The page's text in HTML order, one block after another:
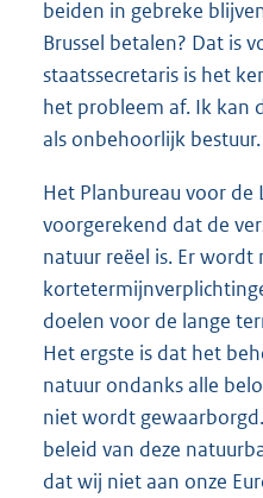
beiden in gebreke
Brussel betalen? Dat is
staatssecretaris is het
het probleem af. Ik kan
als onbehoorlijk bestuur.
Het Planbureau voor
voorgerekend dat de
natuur reëel is. Er
doelen voor de lange
Het ergste is dat het
natuur ondanks alle
niet wordt
beleid van deze
dat wij niet aan onze